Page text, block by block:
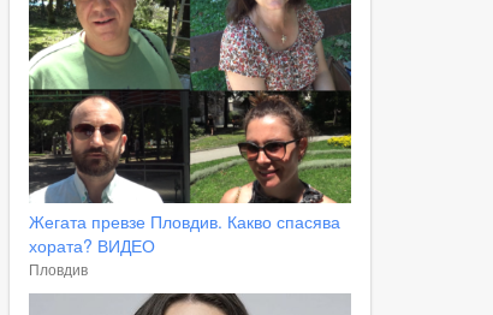
Жегата превзе Пловдив. Какво спасява
хората? ВИДЕО
Пловдив